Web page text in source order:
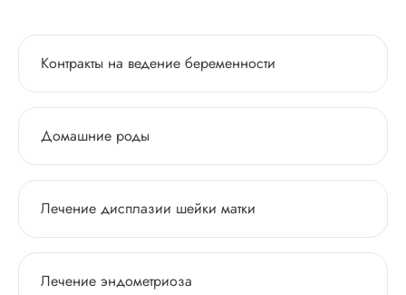
Контракты на ведение беременности
Домашние роды
Лечение дисплазии шейки матки
Лечение эндометриоза